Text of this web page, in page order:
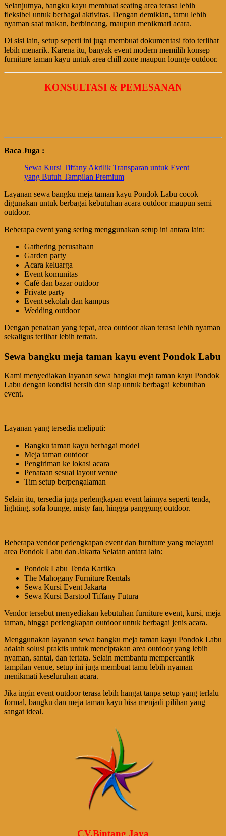
Selanjutnya, bangku kayu membuat seating area terasa lebih
fleksibel untuk berbagai aktivitas. Dengan demikian, tamu lebih
nyaman saat makan, berbincang, maupun menikmati acara.
Di sisi lain, setup seperti ini juga membuat dokumentasi foto terlihat
lebih menarik. Karena itu, banyak event modern memilih konsep
furniture taman kayu untuk area chill zone maupun lounge outdoor.
KONSULTASI & PEMESANAN
Baca Juga :
Sewa Kursi Tiffany Akrilik Transparan untuk Event
yang Butuh Tampilan Premium
Layanan sewa bangku meja taman kayu Pondok Labu cocok
digunakan untuk berbagai kebutuhan acara outdoor maupun semi
outdoor.
Beberapa event yang sering menggunakan setup ini antara lain:
Gathering perusahaan
Garden party
Acara keluarga
Event komunitas
Café dan bazar outdoor
Private party
Event sekolah dan kampus
Wedding outdoor
Dengan penataan yang tepat, area outdoor akan terasa lebih nyaman
sekaligus terlihat lebih tertata.
Sewa bangku meja taman kayu event Pondok Labu
Kami menyediakan layanan sewa bangku meja taman kayu Pondok
Labu dengan kondisi bersih dan siap untuk berbagai kebutuhan
event.
Layanan yang tersedia meliputi:
Bangku taman kayu berbagai model
Meja taman outdoor
Pengiriman ke lokasi acara
Penataan sesuai layout venue
Tim setup berpengalaman
Selain itu, tersedia juga perlengkapan event lainnya seperti tenda,
lighting, sofa lounge, misty fan, hingga panggung outdoor.
Beberapa vendor perlengkapan event dan furniture yang melayani
area Pondok Labu dan Jakarta Selatan antara lain:
Pondok Labu Tenda Kartika
The Mahogany Furniture Rentals
Sewa Kursi Event Jakarta
Sewa Kursi Barstool Tiffany Futura
Vendor tersebut menyediakan kebutuhan furniture event, kursi, meja
taman, hingga perlengkapan outdoor untuk berbagai jenis acara.
Menggunakan layanan sewa bangku meja taman kayu Pondok Labu
adalah solusi praktis untuk menciptakan area outdoor yang lebih
nyaman, santai, dan tertata. Selain membantu mempercantik
tampilan venue, setup ini juga membuat tamu lebih nyaman
menikmati keseluruhan acara.
Jika ingin event outdoor terasa lebih hangat tanpa setup yang terlalu
formal, bangku dan meja taman kayu bisa menjadi pilihan yang
sangat ideal.
CV.Bintang Jaya